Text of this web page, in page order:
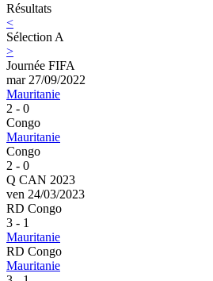
Résultats
<
Sélection A
>
Journée FIFA
mar 27/09/2022
Mauritanie
2 - 0
Congo
Mauritanie
Congo
2 - 0
Q CAN 2023
ven 24/03/2023
RD Congo
3 - 1
Mauritanie
RD Congo
Mauritanie